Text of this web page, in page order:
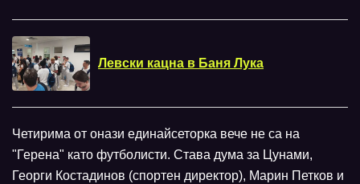
Левски кацна в Баня Лука
Четирима от онази единайсеторка вече не са на
"Герена" като футболисти. Става дума за Цунами,
Георги Костадинов (спортен директор), Марин Петков и